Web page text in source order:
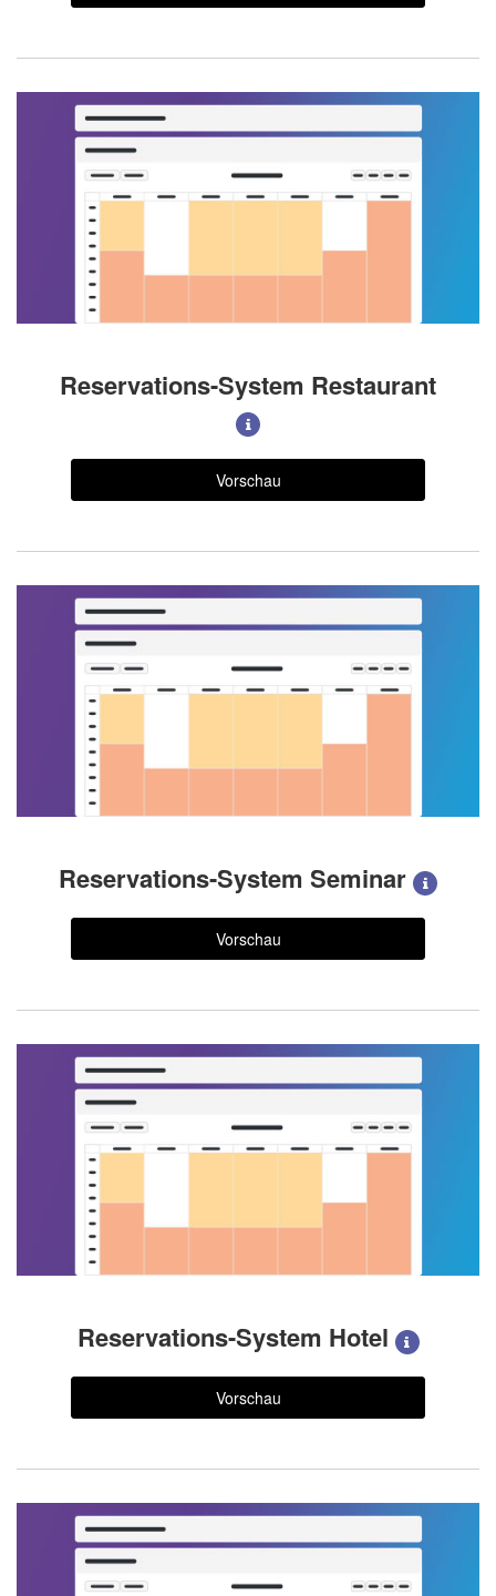
Reservations-System Restaurant
Vorschau
Reservations-System Seminar
Vorschau
Reservations-System Hotel
Vorschau